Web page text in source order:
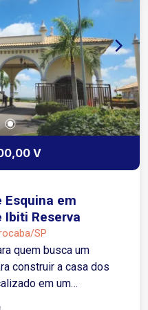
V
Esquina em
Ibiti Reserva
SP
quem busca um
construir a casa dos
em um